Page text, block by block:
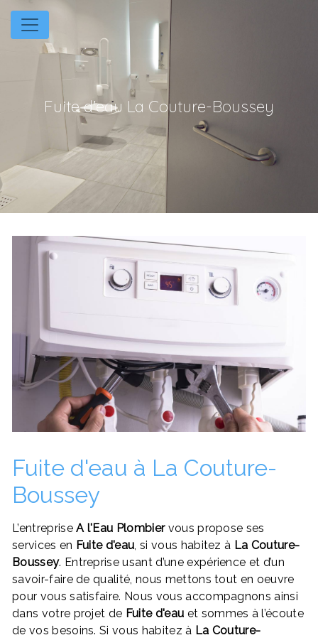
Panneau de gestion des cookies
Fuite d'eau La Couture-Boussey
Fuite d'eau à La Couture-
Boussey
L’entrepriseA l'Eau Plombiervous propose ses
services en Fuite d'eau, si vous habitez à La Couture-
Boussey. Entreprise usant d’une expérience et d’un
savoir-faire de qualité, nous mettons tout en oeuvre
pour vous satisfaire. Nous vous accompagnons ainsi
dans votre projet de Fuite d'eau et sommes à l’écoute
de vos besoins. Si vous habitez à La Couture-